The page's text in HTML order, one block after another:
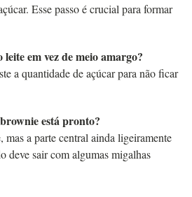
Esse passo é crucial para formar
leite em vez de meio amargo?
a quantidade de açúcar para não ficar
está pronto?
mas a parte central ainda ligeiramente
deve sair com algumas migalhas